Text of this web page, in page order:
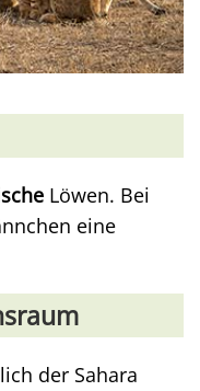
Löwen. Bei
eine
der Sahara